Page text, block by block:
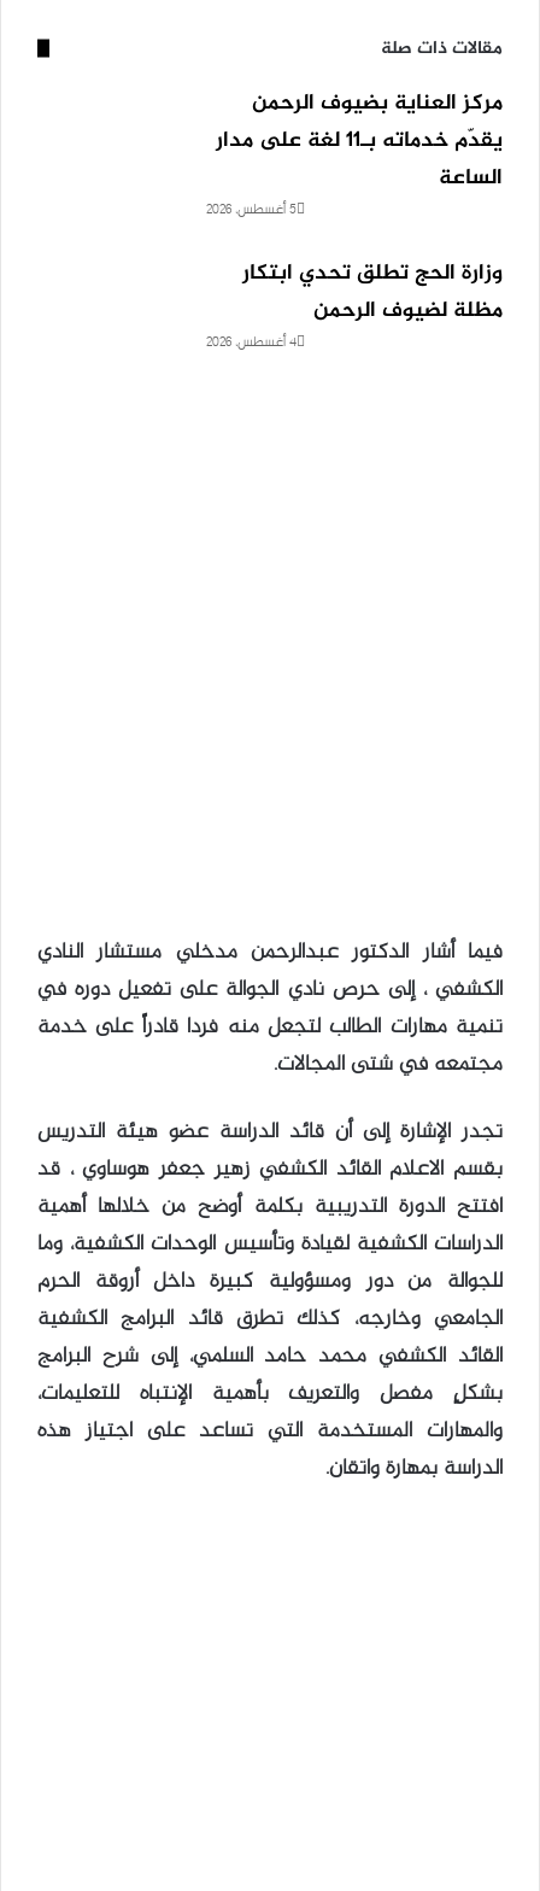
مقالات ذات صلة
مركز العناية بضيوف الرحمن
يقدّم خدماته بـ11 لغة على مدار
الساعة
5 أغسطس، 2026
وزارة الحج تطلق تحدي ابتكار
مظلة لضيوف الرحمن
4 أغسطس، 2026
فيما أشار الدكتور عبدالرحمن مدخلي مستشار النادي
الكشفي ، إلى حرص نادي الجوالة على تفعيل دوره في
تنمية مهارات الطالب لتجعل منه فردا قادراً على خدمة
مجتمعه في شتى المجالات.
تجدر الإشارة إلى أن قائد الدراسة عضو هيئة التدريس
بقسم الاعلام القائد الكشفي زهير جعفر هوساوي ، قد
افتتح الدورة التدريبية بكلمة أوضح من خلالها أهمية
الدراسات الكشفية لقيادة وتأسيس الوحدات الكشفية، وما
للجوالة من دور ومسؤولية كبيرة داخل أروقة الحرم
الجامعي وخارجه، كذلك تطرق قائد البرامج الكشفية
القائد الكشفي محمد حامد السلمي، إلى شرح البرامج
بشكلٍ مفصل والتعريف بأهمية الإنتباه للتعليمات،
والمهارات المستخدمة التي تساعد على اجتياز هذه
الدراسة بمهارة واتقان.